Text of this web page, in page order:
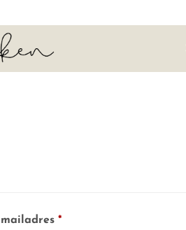
mailadres*Vereist